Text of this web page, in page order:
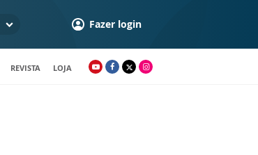
Fazer login
REVISTA LOJA